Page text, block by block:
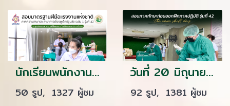
นักเรียนพนักงานผู้การบริบาล รุ่น 42 สอบมาตรฐานฝีมือแรงงานแห่งชาติ ภาคความสามารถ สาขาการดูแลเด็กปฐมวัย ระดับ 1 ณ ศูนย์ทดสอบมาตรฐานฝืมือแรงงาน โรงเรียนเดอะแคร์การบริบาล อุบลราชธานี
50 รูป, 1327 ผู้ชม
วันที่ 20 มิถุนายน 2565 นักเรียนพนักงานผู้ช่วยพยาบาล เดอะแคร์การบริบาลรุ่นที่ 42 สอบวัดผลภาคทักษะก่อนออกฝึกภาคปฎิบัติ ( The Care Skill Day )
92 รูป, 1381 ผู้ชม